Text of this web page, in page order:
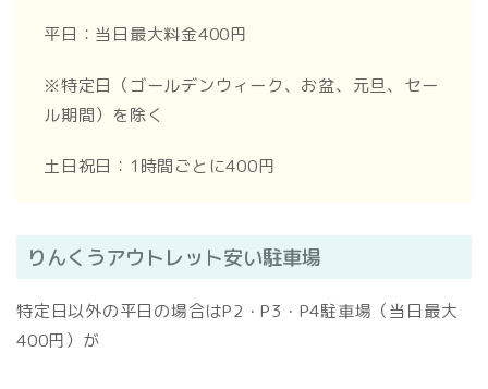
平日：当日最大料金400円
※特定日（ゴールデンウィーク、お盆、元旦、セー
ル期間）を除く
土日祝日：1時間ごとに400円
りんくうアウトレット安い駐車場
特定日以外の平日の場合はP2・P3・P4駐車場（当日最大
400円）が